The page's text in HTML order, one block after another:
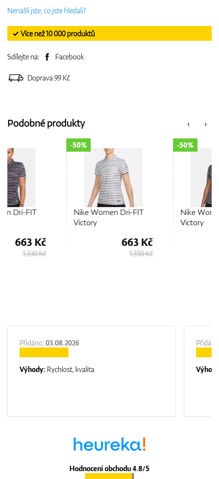
Nenašli jste, co jste hledali?
✓ Více než 10 000 produktů
Sdílejte na: Facebook
Doprava 99 Kč
‹
Podobné produkty ›
Nike Women Dri-FIT
Nike Women Dri-FIT
Hodnocení obchodu 4.8/5
Přidáno: 03.08.2026
Výhody: Rychlost, kvalita